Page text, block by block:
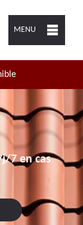
MENU
7 en cas